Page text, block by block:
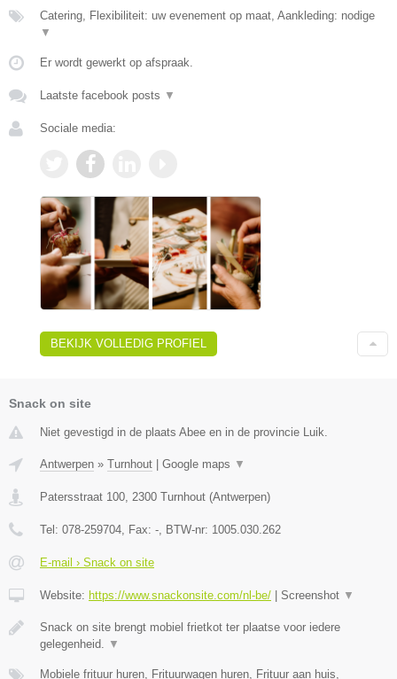
Catering, Flexibiliteit: uw evenement op maat, Aankleding: nodige
▼
Er wordt gewerkt op afspraak.
Laatste facebook posts ▼
Sociale media:
BEKIJK VOLLEDIG PROFIEL
Snack on site
Niet gevestigd in de plaats Abee en in de provincie Luik.
Antwerpen » Turnhout Google maps ▼
Patersstraat 100, 2300 Turnhout (Antwerpen)
Tel: 078-259704, Fax: -, BTW-nr: 1005.030.262
E-mail › Snack on site
Website: https://www.snackonsite.com/nl-be/ Screenshot ▼
Snack on site brengt mobiel frietkot ter plaatse voor iedere
gelegenheid. ▼
Mobiele frituur huren, Frituurwagen huren, Frituur aan huis,